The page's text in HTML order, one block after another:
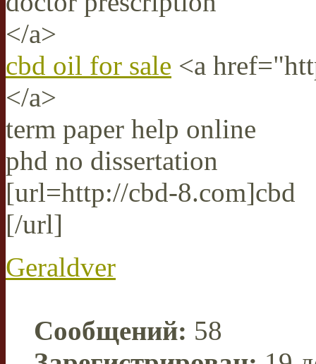
</a>
cbd oil for sale <a
</a>
term paper help online
phd no dissertation
[url=http://cbd-8.com]cbd
[/url]
Geraldver
Сообщений: 58